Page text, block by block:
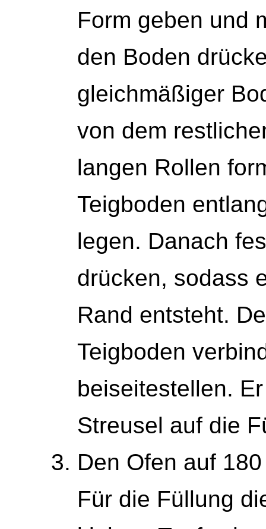
Form geben und
den Boden
gleichmäßiger
von dem
langen Rollen
Teigboden
legen. Danach
drücken, sodass
Rand entsteht.
Teigboden
beiseitestellen.
Streusel auf die
Den Ofen auf
Für die Füllung